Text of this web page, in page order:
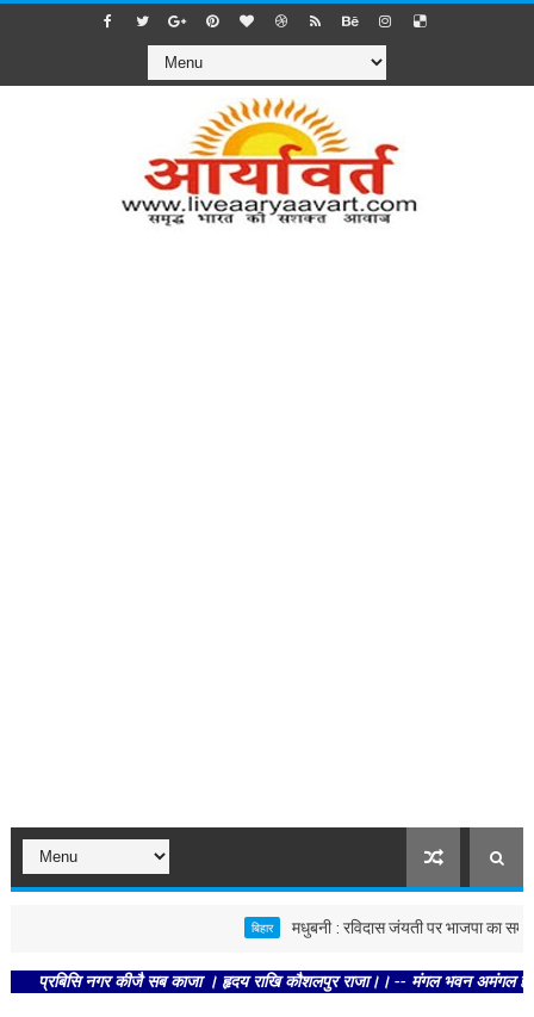
मधुबनी : रविदास जंयती पर भाजपा का समरसता
नगर कीजै सब काजा । हृदय राखि कौशलपुर राजा।। -- मंगल भवन अमंगल हारी।